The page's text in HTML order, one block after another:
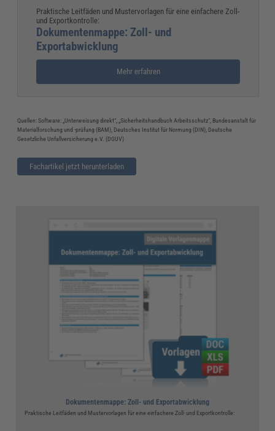
Praktische Leitfäden und Mustervorlagen für eine einfachere Zoll-
und Exportkontrolle:
Dokumentenmappe: Zoll- und
Exportabwicklung
Mehr erfahren
Quellen: Software: „Unterweisung direkt“, „Sicherheitshandbuch Arbeitsschutz“, Bundesanstalt für
Materialforschung und -prüfung (BAM), Deutsches Institut für Normung (DIN), Deutsche
Gesetzliche Unfallversicherung e.V. (DGUV)
Fachartikel jetzt herunterladen
Dokumentenmappe: Zoll- und Exportabwicklung
Praktische Leitfäden und Mustervorlagen für eine einfachere Zoll- und Exportkontrolle: